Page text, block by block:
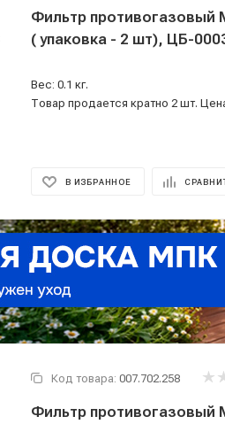
Фильтр противогазовый МК модель 089, марка А1В1Е1,
( упаковка - 2 шт), ЦБ-
Вес: 0.1 кг.
Товар продается кратно 2 шт.
В ИЗБРАННОЕ
Код товара: 007.702.258
Фильтр противогазовый МК модель 087, марка A1, (